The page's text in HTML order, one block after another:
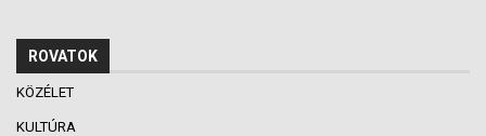
ROVATOK
KÖZÉLET
KULTÚRA